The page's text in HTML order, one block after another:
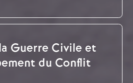
Guerre Civile et
du Conflit